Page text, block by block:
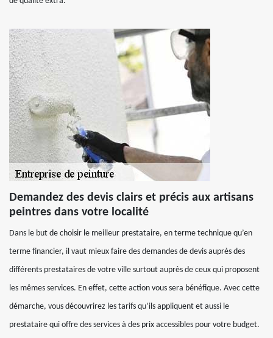
Demandez des devis clairs et précis aux artisans
peintres dans votre localité
Dans le but de choisir le meilleur prestataire, en terme technique qu’en
terme financier, il vaut mieux faire des demandes de devis auprès des
différents prestataires de votre ville surtout auprès de ceux qui proposent
les mêmes services. En effet, cette action vous sera bénéfique. Avec cette
démarche, vous découvrirez les tarifs qu’ils appliquent et aussi le
prestataire qui offre des services à des prix accessibles pour votre budget.